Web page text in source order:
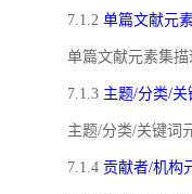
7.1.2 单篇文献元
单篇文献元素集
7.1.3 主题/分类/
主题/分类/关键词
7.1.4 贡献者/机构